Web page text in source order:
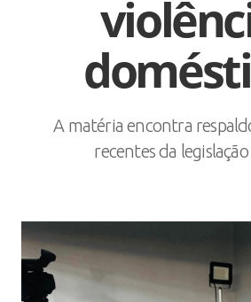
A matéria encontra
recentes da